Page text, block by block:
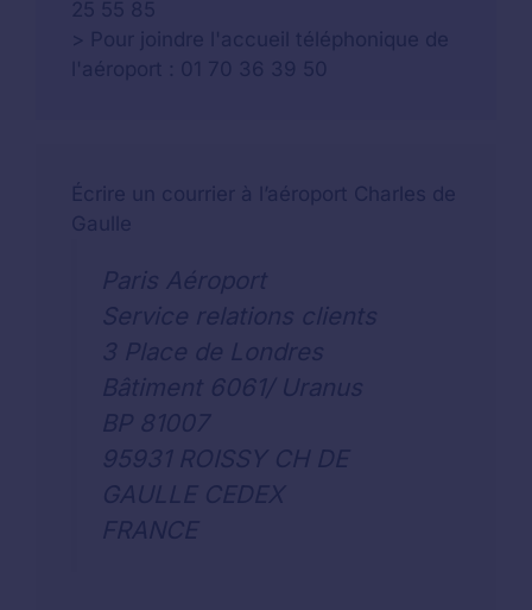
Écrire un courrier à l’aéroport Charles de
Gaulle
Paris Aéroport
Service relations clients
3 Place de Londres
Bâtiment 6061/ Uranus
BP 81007
95931 ROISSY CH DE
GAULLE CEDEX
FRANCE